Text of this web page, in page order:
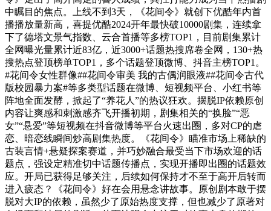
中瞩目的焦点。上线不到3天，《花间令》就创下优酷年内首
播播放量新高，喜提优酷2024开年最快破10000剧集，连续拿
下了德塔文景气指数、云合首播等多榜TOP1，目前剧集累计
全网曝光量累计近83亿，近3000+话题热搜席卷全网，130+热
搜热点登顶榜单TOP1，多个话题登顶微博、抖音主榜TOP1。
#花间令女性群像##花间令审美 我的古偶润眼液##花间令古代
版校园暴力案#等多类型话题在微博、短视频平台、小红书等
阵地全面发酵，掀起了“养花人”的热议狂欢。摆脱IP依赖原创
内容让爽感和刺激感齐飞开播初期，剧集相关的“换脸”“恶
女”“悬爱”等短视频在抖音微博等平台火速出圈，多对CP的虐
恋、暗恋线瞬间炒高剧集热度。《花间令》瞄准市场上稀缺的
古装言情+悬疑探案赛道，并巧妙融合最受当下市场欢迎的话
题点，强设定精准切中话题传播点，实现开播即出圈的话题效
应。开局已获得足够关注，后续如何保持才不至于高开后转而
进入疲态？《花间令》好在会用悬念讲故事。原创剧本敢于摆
脱对大IP的依赖，虽然少了原始热度支撑，但也减少了原著对